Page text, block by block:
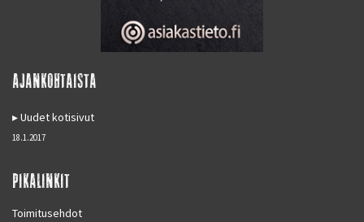
AJANKOHTAISTA
Uudet kotisivut
18.1.2017
PIKALINKIT
Toimitusehdot